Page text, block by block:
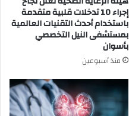
إجراء 10 تدخلات قلبية متقدمة
باستخدام أحدث التقنيات العالمية
بمستشفى النيل التخصصي
بأسوان
منذ أسبوعين